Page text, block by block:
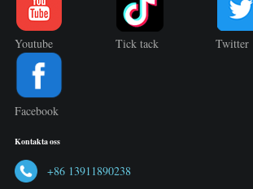
Youtube Tick tack Twitter
Facebook
Kontakta oss
+86 13911890238